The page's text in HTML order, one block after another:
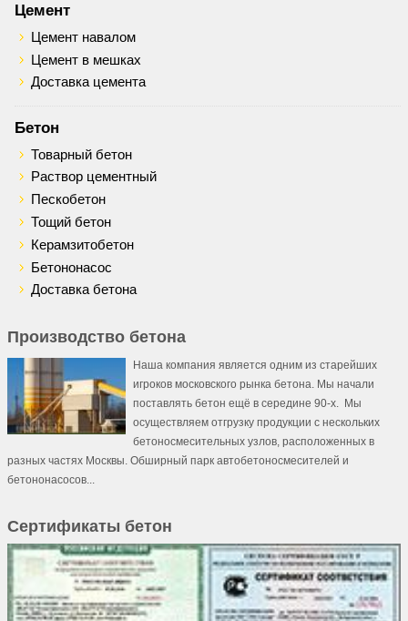
Цемент
Цемент навалом
Цемент в мешках
Доставка цемента
Бетон
Товарный бетон
Раствор цементный
Пескобетон
Тощий бетон
Керамзитобетон
Бетононасос
Доставка бетона
Производство бетона
Наша компания является одним из старейших
игроков московского рынка бетона. Мы начали
поставлять бетон ещё в середине 90-х. Мы
осуществляем отгрузку продукции с нескольких
бетоносмесительных узлов, расположенных в
разных частях Москвы. Обширный парк автобетоносмесителей и
бетононасосов...
Сертификаты бетон